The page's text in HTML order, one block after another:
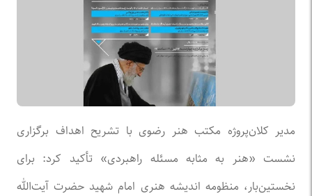
مدیر کلان‌پروژه مکتب هنر رضوی با تشریح اهداف برگزاری
نشست «هنر به مثابه مسئله راهبردی» تأکید کرد: برای
نخستین‌بار، منظومه اندیشه هنری امام شهید حضرت آیت‌الله